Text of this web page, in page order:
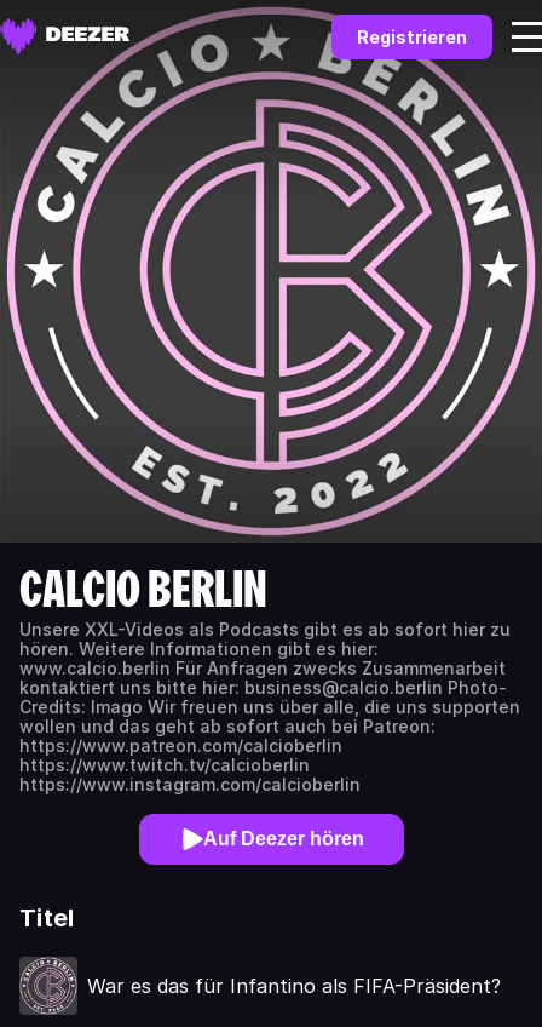
Registrieren
CALCIO BERLIN
Unsere XXL-Videos als Podcasts gibt es ab sofort hier zu
hören. Weitere Informationen gibt es hier:
www.calcio.berlin Für Anfragen zwecks Zusammenarbeit
kontaktiert uns bitte hier: business@calcio.berlin Photo-
Credits: Imago Wir freuen uns über alle, die uns supporten
wollen und das geht ab sofort auch bei Patreon:
https://www.patreon.com/calcioberlin
https://www.twitch.tv/calcioberlin
https://www.instagram.com/calcioberlin
Auf Deezer hören
Titel
War es das für Infantino als FIFA-Präsident?